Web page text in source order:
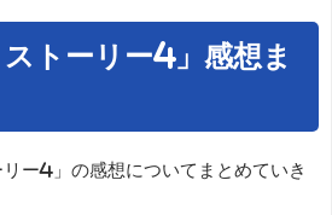
トーリー4」感想ま
ー4」の感想についてまとめていき